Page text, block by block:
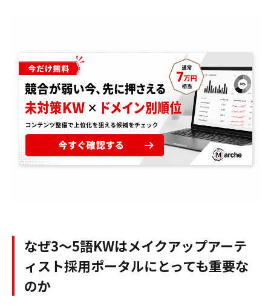
なぜ3〜5語KWはメイクアップアーテ
ィスト採用ポータルにとっても重要な
のか